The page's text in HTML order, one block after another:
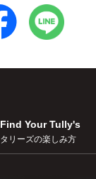
Find Your Tully's
タリーズの楽しみ方